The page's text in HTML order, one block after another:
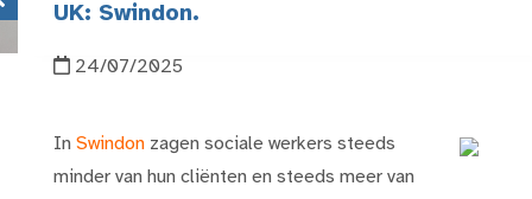
UK: Swindon.
24/07/2025
In Swindon zagen sociale werkers steeds
minder van hun cliënten en steeds meer van